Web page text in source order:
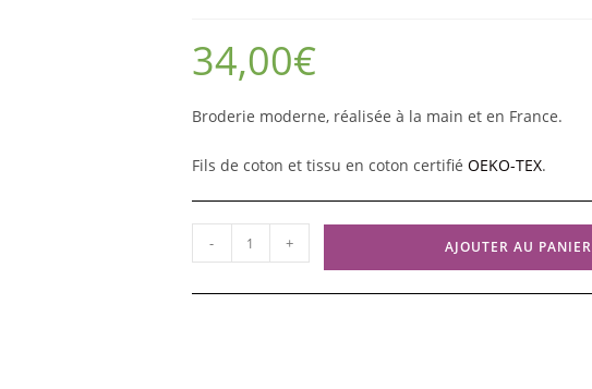
34,00€
Broderie moderne, réalisée à la main et en France.
Fils de coton et tissu en coton certifié OEKO-TEX.
quantité
de
Broderie
- + AJOUTER AU PANIER